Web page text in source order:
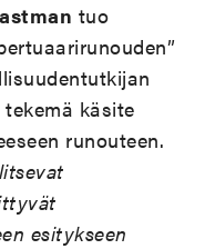
tuo
käsite
runouteen.
esitykseen